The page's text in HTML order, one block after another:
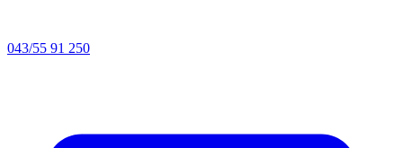
043/55 91 250